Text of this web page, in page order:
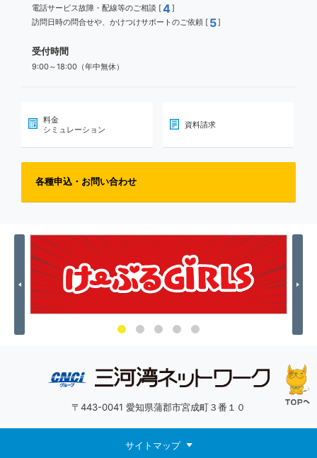
電話サービス故障・配線等のご相談 [4]
訪問日時の問合せや、かけつけサポートのご依頼 [ 5]
受付時間
9:00～18:00（年中無休）
料金
シミュレーション
資料請求
各種申込・お問い合わせ
Previous Next
〒443-0041 愛知県蒲郡市宮成町３番１０
サイトマップ